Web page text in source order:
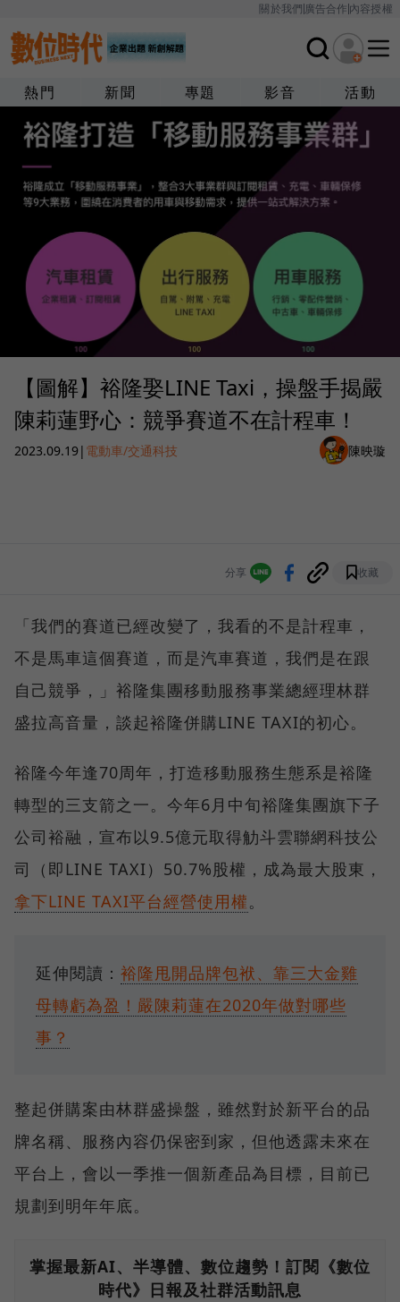
關於我們廣告合作內容授權
熱門 新聞 專題 影音 活動
【圖解】裕隆娶LINE Taxi，操盤手揭嚴
陳莉蓮野心：競爭賽道不在計程車！
2023.09.19| 電動車/交通科技 陳映璇
分享 收藏
「我們的賽道已經改變了，我看的不是計程車，
不是馬車這個賽道，而是汽車賽道，我們是在跟
自己競爭，」裕隆集團移動服務事業總經理林群
盛拉高音量，談起裕隆併購LINE TAXI的初心。
裕隆今年逢70周年，打造移動服務生態系是裕隆
轉型的三支箭之一。今年6月中旬裕隆集團旗下子
公司裕融，宣布以9.5億元取得觔斗雲聯網科技公
司（即LINE TAXI）50.7%股權，成為最大股東，
拿下LINE TAXI平台經營使用權。
延伸閱讀： 裕隆甩開品牌包袱、靠三大金雞
母轉虧為盈！嚴陳莉蓮在2020年做對哪些
事？
整起併購案由林群盛操盤，雖然對於新平台的品
牌名稱、服務內容仍保密到家，但他透露未來在
平台上，會以一季推一個新產品為目標，目前已
規劃到明年年底。
掌握最新AI、半導體、數位趨勢！訂閱《數位
時代》日報及社群活動訊息